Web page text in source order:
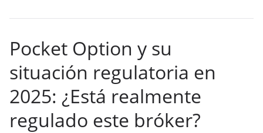
Pocket Option y su
situación regulatoria en
2025: ¿Está realmente
regulado este bróker?